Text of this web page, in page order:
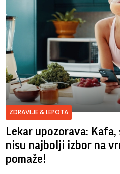
ZDRAVLJE & LEPOTA
Lekar upozorava:
nisu najbolji izbor na
pomaže!